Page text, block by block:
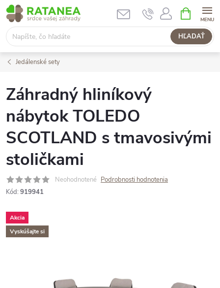
Prejsť
na
obsah
HĽADAŤ
KOŠÍK
Jedálenské sety
Záhradný hliníkový
nábytok TOLEDO
SCOTLAND s tmavosivými
stoličkami
Neohodnotené Podrobnosti hodnotenia
Kód: 919941
Akcia
Vyskúšajte si